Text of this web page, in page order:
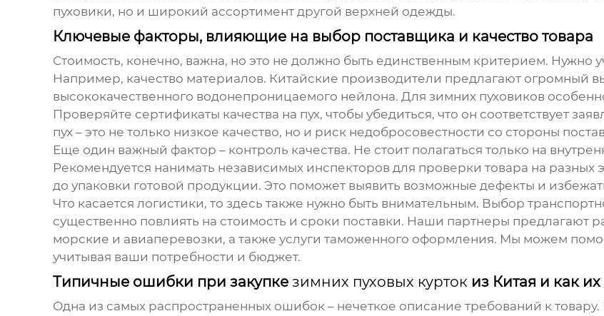
пуховики, но и широкий ассортимент другой верхней одежды.
Ключевые факторы, влияющие на выбор поставщика и качество товара
Стоимость, конечно, важна, но это не должно быть единственным критерием. Нужно
Например, качество материалов. Китайские производители предлагают огромный
высококачественного водонепроницаемого нейлона. Для зимних пуховиков
Проверяйте сертификаты качества на пух, чтобы убедиться, что он соответствует
пух – это не только низкое качество, но и риск недобросовестности со стороны
Еще один важный фактор – контроль качества. Не стоит полагаться только на
Рекомендуется нанимать независимых инспекторов для проверки товара на разных
до упаковки готовой продукции. Это поможет выявить возможные дефекты и
Что касается логистики, то здесь также нужно быть внимательным. Выбор
существенно повлиять на стоимость и сроки поставки. Наши партнеры предлагают
морские и авиаперевозки, а также услуги таможенного оформления. Мы можем
учитывая ваши потребности и бюджет.
Типичные ошибки при закупке зимних пуховых куртокиз Китая и как
Одна из самых распространенных ошибок – нечеткое описание требований к товару.